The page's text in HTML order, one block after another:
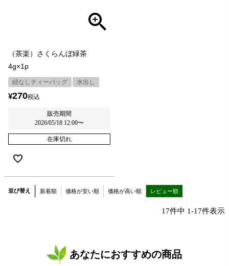
（茶楽）さくらんぼ緑茶
4g×1p
紐なしティーバッグ 水出し
¥270税込
販売期間
2026/05/18 12:00〜
在庫切れ
並び替え 新着順 価格が安い順 価格が高い順 レビュー順
17件中 1-17件表示
あなたにおすすめの商品